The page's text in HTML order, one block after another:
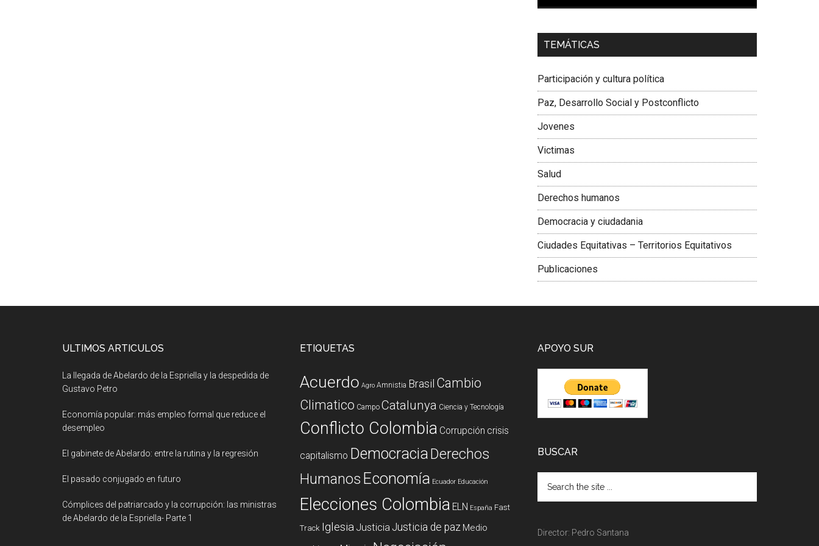
Dra. Carolina Corcho Mejía,
Latinoamericana Sur, Vicepresidenta Federación
TEMÁTICAS
Participación y cultura política
Paz, Desarrollo Social y Postconflicto
Jovenes
Victimas
Salud
Derechos humanos
Democracia y ciudadania
Ciudades Equitativas – Territorios Equitativos
Publicaciones
ULTIMOS ARTICULOS
La llegada de Abelardo de la Espriella y la despedida de
Gustavo Petro
Economía popular: más empleo formal que reduce el
desempleo
El gabinete de Abelardo: entre la rutina y la regresión
El pasado conjugado en futuro
Cómplices del patriarcado y la corrupción: las ministras
de Abelardo de la Espriella- Parte 1
ETIQUETAS
Acuerdo Agro Amnistia Brasil Cambio
Climatico Campo Catalunya Ciencia y Tecnología
Conflicto Colombia Corrupción crisis
capitalismo DemocraciaDerechos
Humanos Economía Ecuador Educación
Elecciones Colombia ELN España Fast
Track Iglesia Justicia Justicia de paz Medio
APOYO SUR
BUSCAR
Director: Pedro Santana